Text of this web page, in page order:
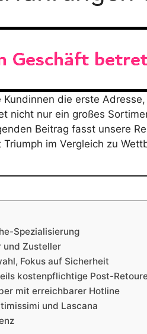
die erste
nicht nur ein großes
Beitrag fasst unsere
im Vergleich zu
Spezialisierung
und Zusteller
Fokus auf Sicherheit
kostenpflichtige Post-
mit erreichbarer Hotline
und Lascana